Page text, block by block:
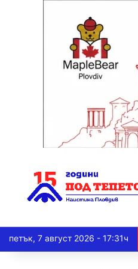
петък, 7 август 2026 - 17:31ч